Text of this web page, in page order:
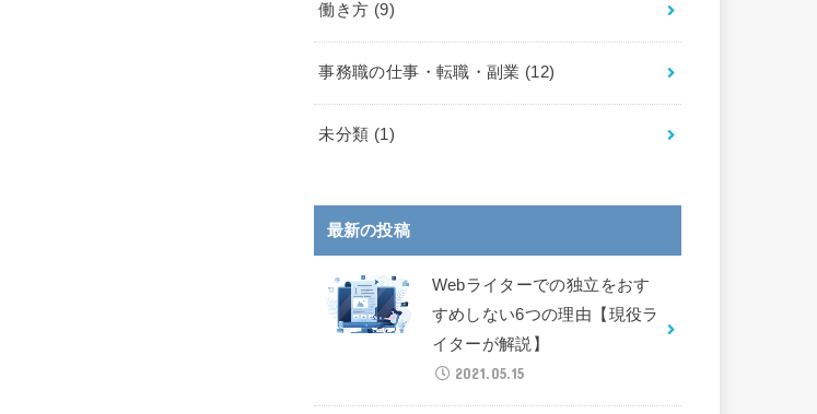
働き方 (9)
事務職の仕事・転職・副業 (12)
未分類 (1)
最新の投稿
Webライターでの独立をおす
すめしない6つの理由【現役ラ
イターが解説】
2021.05.15